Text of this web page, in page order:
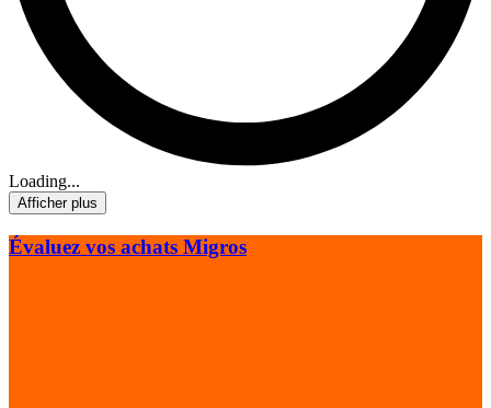
Loading...
Afficher plus
Évaluez vos achats Migros